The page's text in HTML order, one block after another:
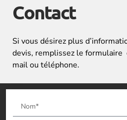
Contact
Si vous désirez plus
devis, remplissez le formulaire
mail ou téléphone.